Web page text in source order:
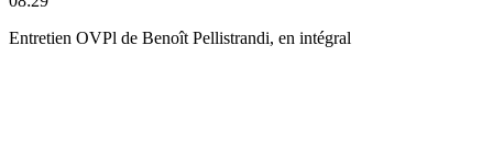
Entretien OVPl de Benoît Pellistrandi, en intégral